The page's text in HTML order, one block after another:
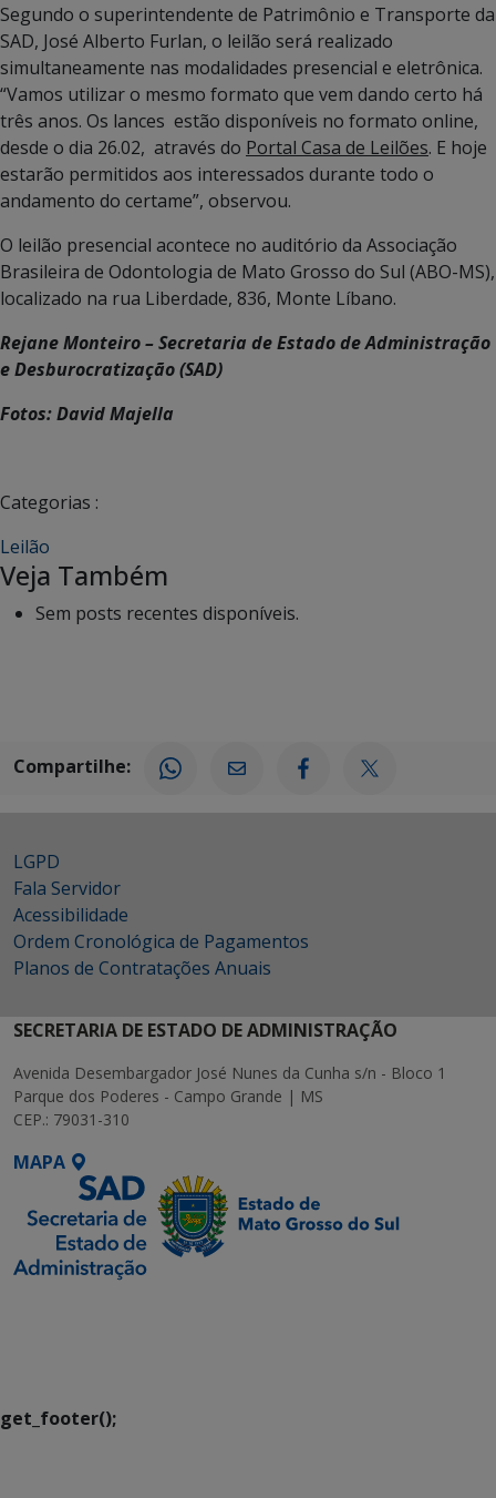
Segundo o superintendente de Patrimônio e Transporte da
SAD, José Alberto Furlan, o leilão será realizado
simultaneamente nas modalidades presencial e eletrônica.
“Vamos utilizar o mesmo formato que vem dando certo há
três anos. Os lances estão disponíveis no formato online,
desde o dia 26.02, através do Portal Casa de Leilões. E hoje
estarão permitidos aos interessados durante todo o
andamento do certame”, observou.
O leilão presencial acontece no auditório da Associação
Brasileira de Odontologia de Mato Grosso do Sul (ABO-MS),
localizado na rua Liberdade, 836, Monte Líbano.
Rejane Monteiro – Secretaria de Estado de Administração
e Desburocratização (SAD)
Fotos: David Majella
Categorias :
Leilão
Veja Também
Sem posts recentes disponíveis.
Compartilhe:
LGPD
Fala Servidor
Acessibilidade
Ordem Cronológica de Pagamentos
Planos de Contratações Anuais
SECRETARIA DE ESTADO DE ADMINISTRAÇÃO
Avenida Desembargador José Nunes da Cunha s/n - Bloco 1
Parque dos Poderes - Campo Grande | MS
CEP.: 79031-310
MAPA
get_footer();